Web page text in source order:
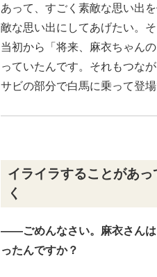
あって、すごく素敵な思い出
敵な思い出にしてあげたい。
当初から「将来、麻衣ちゃん
っていたんです。それもつな
サビの部分で白馬に乗って登
イライラすることがあ
く
――ごめんなさい。麻衣さんは
ったんですか？